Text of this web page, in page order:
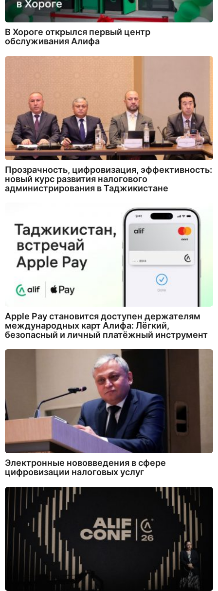
В Хороге открылся первый центр
обслуживания Алифа
Прозрачность, цифровизация, эффективность:
новый курс развития налогового
администрирования в Таджикистане
Apple Pay становится доступен держателям
международных карт Алифа: Лёгкий,
безопасный и личный платёжный инструмент
Электронные нововведения в сфере
цифровизации налоговых услуг